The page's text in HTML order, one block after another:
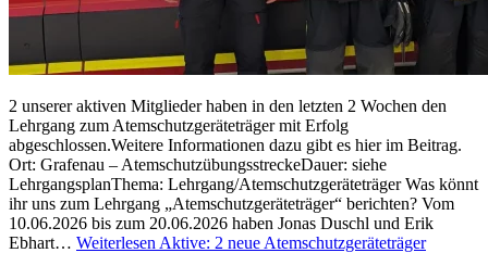
2 unserer aktiven Mitglieder haben in den letzten 2 Wochen den
Lehrgang zum Atemschutzgeräteträger mit Erfolg
abgeschlossen.Weitere Informationen dazu gibt es hier im Beitrag.
Ort: Grafenau – AtemschutzübungsstreckeDauer: siehe
LehrgangsplanThema: Lehrgang/Atemschutzgeräteträger Was könnt
ihr uns zum Lehrgang „Atemschutzgeräteträger“ berichten? Vom
10.06.2026 bis zum 20.06.2026 haben Jonas Duschl und Erik
Ebhart… Weiterlesen Aktive: 2 neue Atemschutzgeräteträger